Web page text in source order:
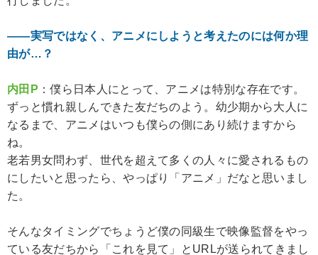
――実写ではなく、アニメにしようと考えたのには何か理
由が…？
内田P ：僕ら日本人にとって、アニメは特別な存在です。
ずっと慣れ親しんできた友だちのよう。幼少期から大人に
なるまで、アニメはいつも僕らの側にあり続けますから
ね。
老若男女問わず、世代を超えて多くの人々に愛されるもの
にしたいと思ったら、やっぱり「アニメ」だなと思いまし
た。
そんなタイミングでちょうど僕の同級生で映像監督をやっ
ている友だちから「これを見て」とURLが送られてきまし